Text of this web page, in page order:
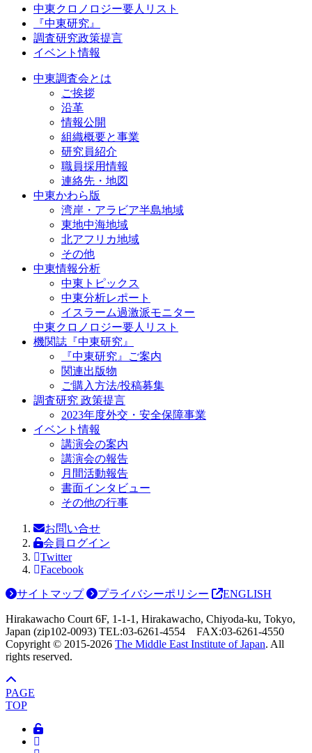
中東クロノロジー要人リスト
『中東研究』
調査研究政策提言
イベント情報
中東調査会とは
ご挨拶
沿革
情報公開
組織概要と事業
研究員紹介
職員採用情報
連絡先・地図
中東かわら版
湾岸・アラビア半島地域
東地中海地域
北アフリカ地域
その他
中東情報分析
中東トピックス
中東分析レポート
イスラーム過激派モニター
中東クロノロジー要人リスト
機関誌『中東研究』
『中東研究』ご案内
関連出版物
ご購入方法/投稿募集
調査研究 政策提言
2023年度外交・安全保障事業
イベント情報
講演会の案内
講演会の報告
月間活動報告
書面インタビュー
その他の行事
お問い合せ
会員ログイン
Twitter
Facebook
サイトマップ プライバシーポリシー ENGLISH
Hirakawacho Court 6F, 1-1-1, Hirakawacho, Chiyoda-ku, Tokyo,
Japan (zip102-0093) TEL:03-6261-4554 FAX:03-6261-4550
Copyright © 2015-2026 The Middle East Institute of Japan. All
rights reserved.
PAGE
TOP